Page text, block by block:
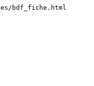
bdf_fiche.html